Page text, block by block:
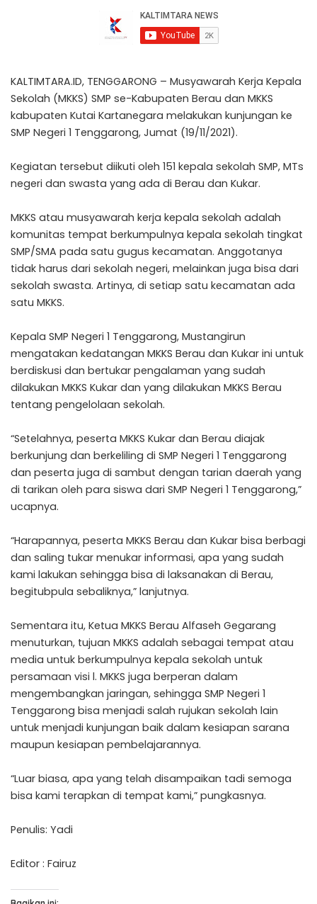
KALTIMTARA.ID, TENGGARONG – Musyawarah Kerja Kepala
Sekolah (MKKS) SMP se-Kabupaten Berau dan MKKS
kabupaten Kutai Kartanegara melakukan kunjungan ke
SMP Negeri 1 Tenggarong, Jumat (19/11/2021).
Kegiatan tersebut diikuti oleh 151 kepala sekolah SMP, MTs
negeri dan swasta yang ada di Berau dan Kukar.
MKKS atau musyawarah kerja kepala sekolah adalah
komunitas tempat berkumpulnya kepala sekolah tingkat
SMP/SMA pada satu gugus kecamatan. Anggotanya
tidak harus dari sekolah negeri, melainkan juga bisa dari
sekolah swasta. Artinya, di setiap satu kecamatan ada
satu MKKS.
Kepala SMP Negeri 1 Tenggarong, Mustangirun
mengatakan kedatangan MKKS Berau dan Kukar ini untuk
berdiskusi dan bertukar pengalaman yang sudah
dilakukan MKKS Kukar dan yang dilakukan MKKS Berau
tentang pengelolaan sekolah.
“Setelahnya, peserta MKKS Kukar dan Berau diajak
berkunjung dan berkeliling di SMP Negeri 1 Tenggarong
dan peserta juga di sambut dengan tarian daerah yang
di tarikan oleh para siswa dari SMP Negeri 1 Tenggarong,”
ucapnya.
“Harapannya, peserta MKKS Berau dan Kukar bisa berbagi
dan saling tukar menukar informasi, apa yang sudah
kami lakukan sehingga bisa di laksanakan di Berau,
begitubpula sebaliknya,” lanjutnya.
Sementara itu, Ketua MKKS Berau Alfaseh Gegarang
menuturkan, tujuan MKKS adalah sebagai tempat atau
media untuk berkumpulnya kepala sekolah untuk
persamaan visi l. MKKS juga berperan dalam
mengembangkan jaringan, sehingga SMP Negeri 1
Tenggarong bisa menjadi salah rujukan sekolah lain
untuk menjadi kunjungan baik dalam kesiapan sarana
maupun kesiapan pembelajarannya.
“Luar biasa, apa yang telah disampaikan tadi semoga
bisa kami terapkan di tempat kami,” pungkasnya.
Penulis: Yadi
Editor : Fairuz